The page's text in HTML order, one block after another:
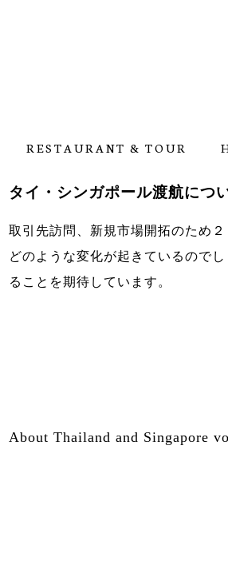
RESTAURANT & TOUR
タイ・シンガポール渡航につ
取引先訪問、新規市場開拓のため
どのような変化が起きているので
ることを期待しています。
About Thailand and Singapore